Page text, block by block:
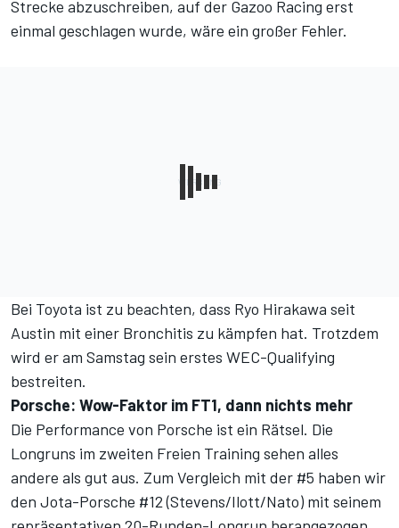
Strecke abzuschreiben, auf der Gazoo Racing erst
einmal geschlagen wurde, wäre ein großer Fehler.
Bei Toyota ist zu beachten, dass Ryo Hirakawa seit
Austin mit einer Bronchitis zu kämpfen hat. Trotzdem
wird er am Samstag sein erstes WEC-Qualifying
bestreiten.
Porsche: Wow-Faktor im FT1, dann nichts mehr
Die Performance von Porsche ist ein Rätsel. Die
Longruns im zweiten Freien Training sehen alles
andere als gut aus. Zum Vergleich mit der #5 haben wir
den Jota-Porsche #12 (Stevens/Ilott/Nato) mit seinem